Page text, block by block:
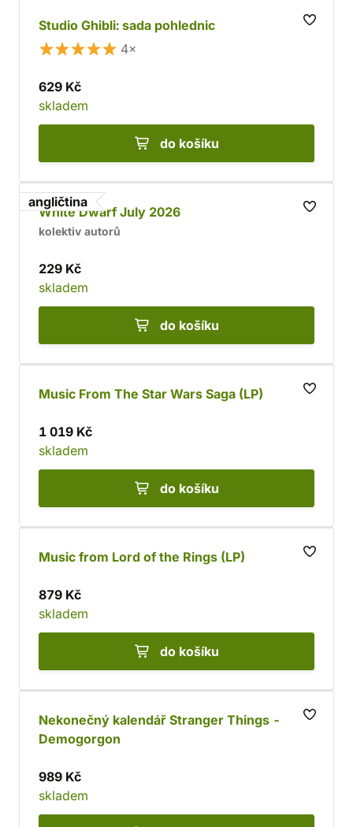
Studio Ghibli: sada pohlednic
4×
629 Kč
skladem
do košíku
angličtina
White Dwarf July 2026
kolektiv autorů
229 Kč
skladem
do košíku
Music From The Star Wars Saga (LP)
1 019 Kč
skladem
do košíku
Music from Lord of the Rings (LP)
879 Kč
skladem
do košíku
Nekonečný kalendář Stranger Things -
Demogorgon
989 Kč
skladem